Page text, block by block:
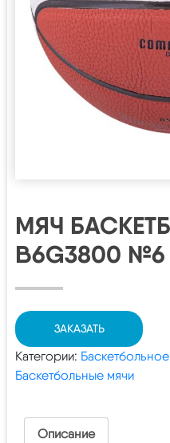
МЯЧ
B6G3800 №6
ЗАКАЗАТЬ
Категории:
Баскетбольные мячи
Описание